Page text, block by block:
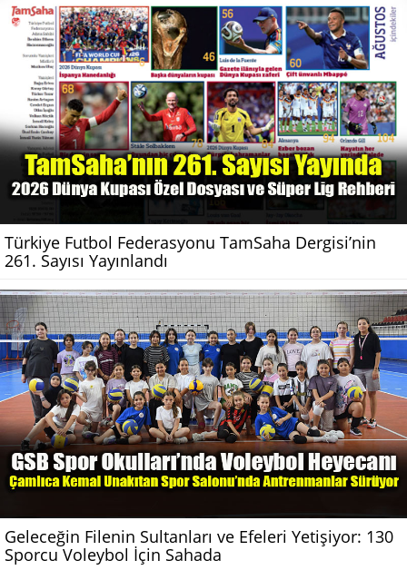
Türkiye Futbol Federasyonu TamSaha Dergisi’nin
261. Sayısı Yayınlandı
Geleceğin Filenin Sultanları ve Efeleri Yetişiyor: 130
Sporcu Voleybol İçin Sahada